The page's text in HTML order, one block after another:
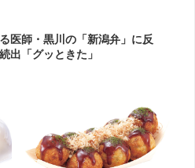
医師・黒川の「新潟弁」に反
出「グッときた」